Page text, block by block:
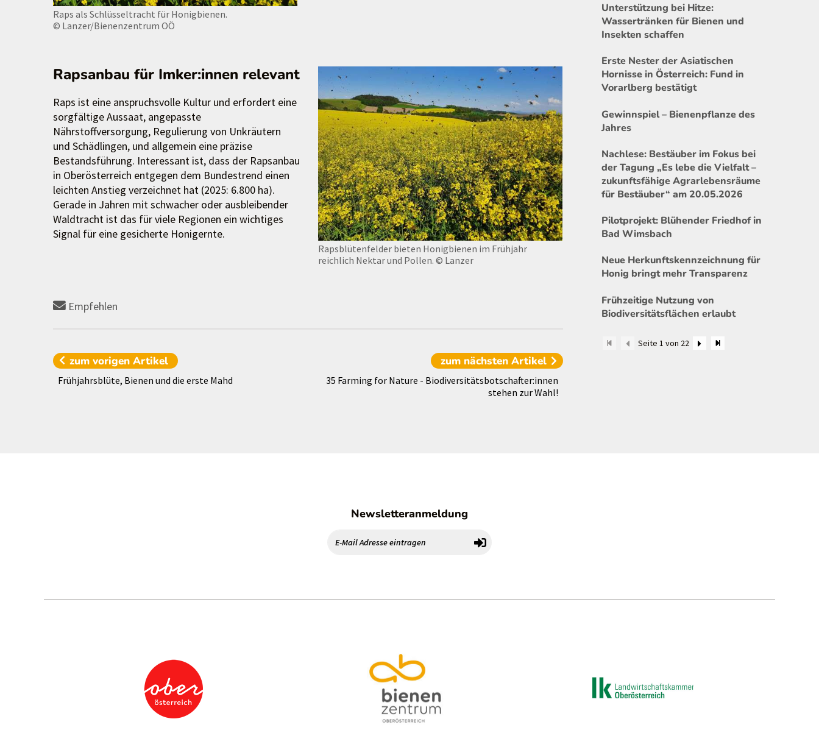
Raps als Schlüsseltracht für Honigbienen.
© Lanzer/Bienenzentrum OÖ
Rapsblütenfelder bieten Honigbienen im Frühjahr
reichlich Nektar und Pollen. © Lanzer
Rapsanbau für Imker:innen relevant
Raps ist eine anspruchsvolle Kultur und erfordert eine
sorgfältige Aussaat, angepasste
Nährstoffversorgung, Regulierung von Unkräutern
und Schädlingen, und allgemein eine präzise
Bestandsführung. Interessant ist, dass der Rapsanbau
in Oberösterreich entgegen dem Bundestrend einen
leichten Anstieg verzeichnet hat (2025: 6.800 ha).
Gerade in Jahren mit schwacher oder ausbleibender
Waldtracht ist das für viele Regionen ein wichtiges
Signal für eine gesicherte Honigernte.
Empfehlen
zum vorigenArtikel
Frühjahrsblüte, Bienen und die erste Mahd
zum nächsten Artikel
35 Farming for Nature - Biodiversitätsbotschafter:innen
stehen zur Wahl!
Unterstützung bei Hitze:
Wassertränken für Bienen und
Insekten schaffen
Erste Nester der Asiatischen
Hornisse in Österreich: Fund in
Vorarlberg bestätigt
Gewinnspiel – Bienenpflanze des
Jahres
Nachlese: Bestäuber im Fokus bei
der Tagung „Es lebe die Vielfalt –
zukunftsfähige Agrarlebensräume
für Bestäuber“ am 20.05.2026
Pilotprojekt: Blühender Friedhof in
Bad Wimsbach
Neue Herkunftskennzeichnung für
Honig bringt mehr Transparenz
Frühzeitige Nutzung von
Biodiversitätsflächen erlaubt
Seite 1 von 22
Newsletteranmeldung